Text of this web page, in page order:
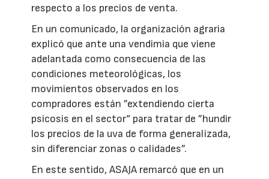
respecto a los precios de venta.
En un comunicado, la organización agraria
explicó que ante una vendimia que viene
adelantada como consecuencia de las
condiciones meteorológicas, los
movimientos observados en los
compradores están ”extendiendo cierta
psicosis en el sector“ para tratar de ”hundir
los precios de la uva de forma generalizada,
sin diferenciar zonas o calidades”.
En este sentido, ASAJA remarcó que en un